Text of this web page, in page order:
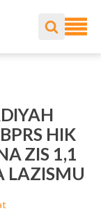
HIK
ZIS 1,1
LAZISMU